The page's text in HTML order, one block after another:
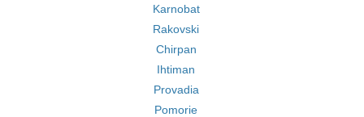
Karnobat
Rakovski
Chirpan
Ihtiman
Provadia
Pomorie